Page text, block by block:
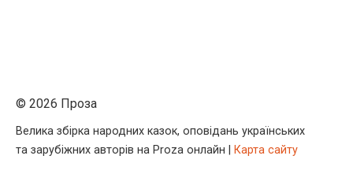
© 2026 Проза
Велика збірка народних казок, оповідань українських
та зарубіжних авторів на Proza онлайн |
Карта сайту